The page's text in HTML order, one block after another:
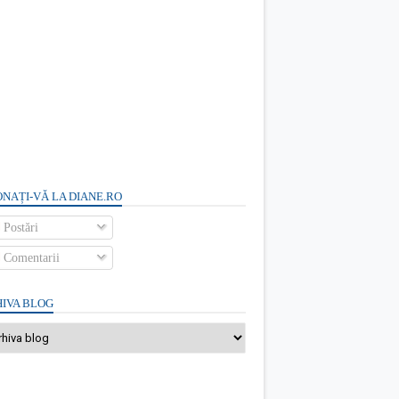
VĂ LA DIANE.RO
Postări
Comentarii
BLOG